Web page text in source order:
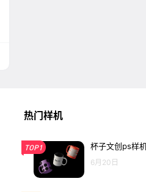
热门样机
TOP1 杯子文创ps样
6月20日